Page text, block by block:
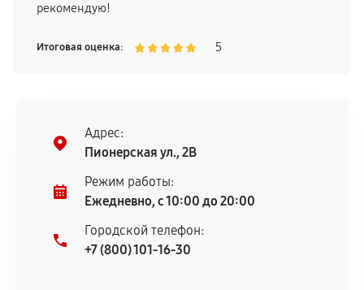
рекомендую!
Итоговая оценка: 5
Адрес:
Пионерская ул., 2В
Режим работы:
Ежедневно, с 10:00 до 20:00
Городской телефон:
+7 (800) 101-16-30